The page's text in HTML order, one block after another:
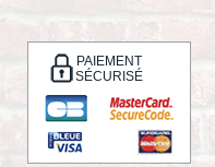
PAIEMENT
SÉCURISÉ